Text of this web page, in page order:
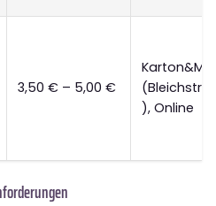
3,50 € – 5,00 €
), Online